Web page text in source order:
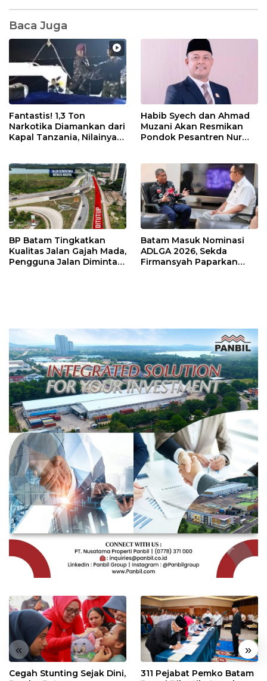
Baca Juga
Fantastis! 1,3 Ton
Narkotika Diamankan dari
Kapal Tanzania, Nilainya
Habib Syech dan Ahmad
Muzani Akan Resmikan
Pondok Pesantren Nur
BP Batam Tingkatkan
Kualitas Jalan Gajah Mada,
Pengguna Jalan Diminta
Batam Masuk Nominasi
ADLGA 2026, Sekda
Firmansyah Paparkan
« »
Cegah Stunting Sejak Dini,
311 Pejabat Pemko Batam